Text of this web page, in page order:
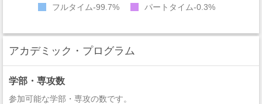
フルタイム 99.7% パートタイム 0.3%
アカデミック・プログラム
学部・専攻数
参加可能な学部・専攻の数です。